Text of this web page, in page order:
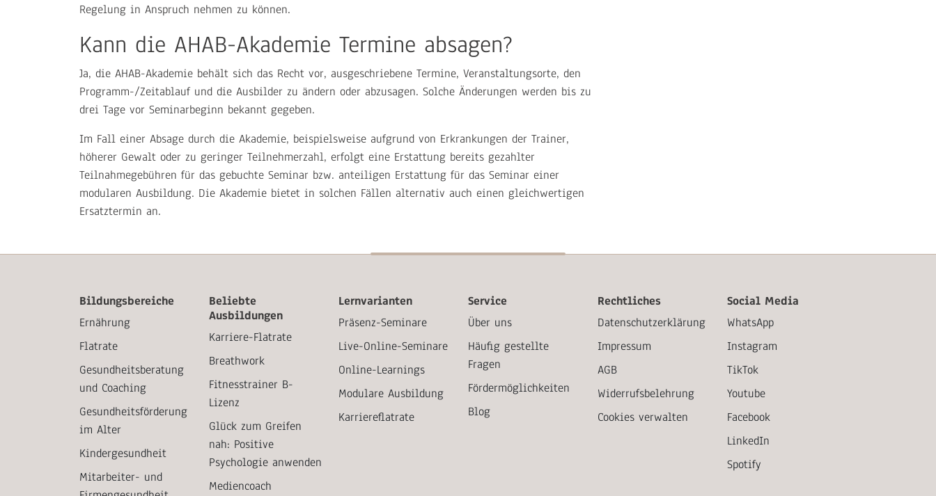
Regelung in Anspruch nehmen zu können.
Kann die AHAB-Akademie Termine absagen?
Ja, die AHAB-Akademie behält sich das Recht vor, ausgeschriebene Termine, Veranstaltungsorte, den
Programm-/Zeitablauf und die Ausbilder zu ändern oder abzusagen. Solche Änderungen werden bis zu
drei Tage vor Seminarbeginn bekannt gegeben.
Im Fall einer Absage durch die Akademie, beispielsweise aufgrund von Erkrankungen der Trainer,
höherer Gewalt oder zu geringer Teilnehmerzahl, erfolgt eine Erstattung bereits gezahlter
Teilnahmegebühren für das gebuchte Seminar bzw. anteiligen Erstattung für das Seminar einer
modularen Ausbildung. Die Akademie bietet in solchen Fällen alternativ auch einen gleichwertigen
Ersatztermin an.
Bildungsbereiche
Ernährung
Flatrate
Gesundheitsberatung
und Coaching
Gesundheitsförderung
im Alter
Kindergesundheit
Mitarbeiter- und
Beliebte
Ausbildungen
Karriere-Flatrate
Breathwork
Fitnesstrainer B-
Lizenz
Glück zum Greifen
nah: Positive
Psychologie anwenden
Mediencoach
Lernvarianten
Präsenz-Seminare
Live-Online-Seminare
Online-Learnings
Modulare Ausbildung
Karriereflatrate
Service
Über uns
Häufig gestellte
Fragen
Fördermöglichkeiten
Blog
Rechtliches
Datenschutzerklärung
Impressum
AGB
Widerrufsbelehrung
Cookies verwalten
Social Media
WhatsApp
Instagram
TikTok
Youtube
Facebook
LinkedIn
Spotify